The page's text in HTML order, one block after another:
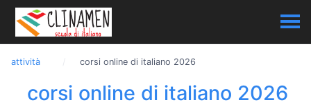
attività corsi online di italiano 2026
corsi online di italiano 2026